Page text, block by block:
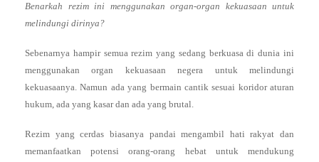
Benarkah rezim ini menggunakan organ-organ kekuasaan untuk
melindungi dirinya?
Sebenarnya hampir semua rezim yang sedang berkuasa di dunia ini
menggunakan organ kekuasaan negera untuk melindungi
kekuasaanya. Namun ada yang bermain cantik sesuai koridor aturan
hukum, ada yang kasar dan ada yang brutal.
Rezim yang cerdas biasanya pandai mengambil hati rakyat dan
memanfaatkan potensi orang-orang hebat untuk mendukung